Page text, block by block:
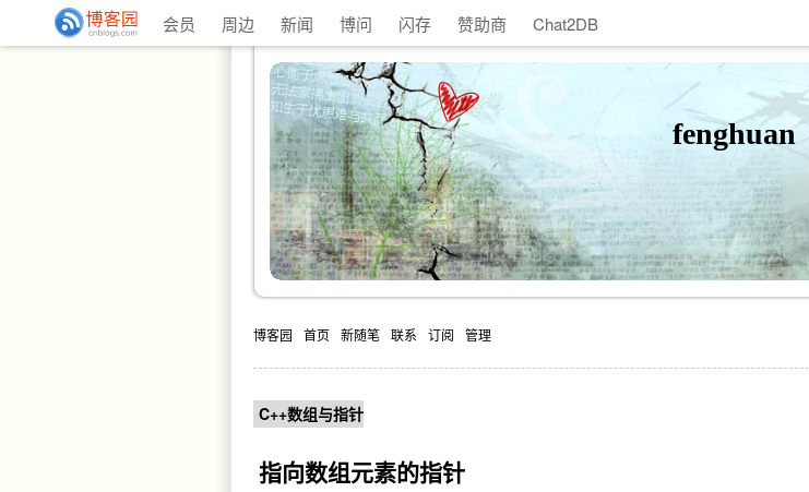
会员 周边 新闻 博问 闪存 赞助商 Chat2DB
fenghuan
博客园 首页 新随笔 联系 订阅 管理
C++数组与指针
指向数组元素的指针